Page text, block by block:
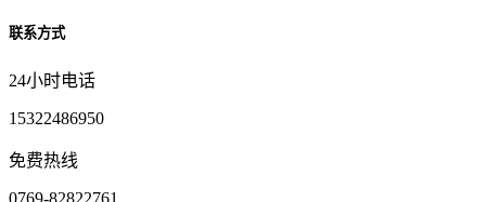
联系方式
24小时电话
15322486950
免费热线